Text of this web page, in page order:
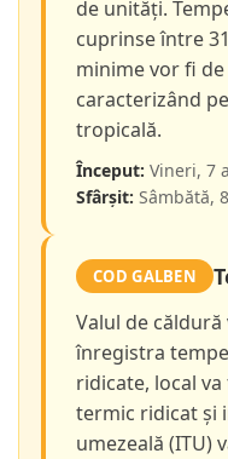
de unități.
cuprinse între
minime vor fi
caracterizând
tropicală.
Început: Vineri, 7
Sfârșit: Sâmbătă,
COD GALBEN
Valul de căldură
înregistra
ridicate, local
termic ridicat și
umezeală (ITU)